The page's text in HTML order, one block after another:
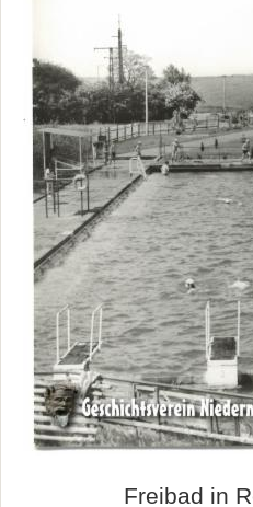
Freibad in